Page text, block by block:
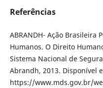
Referências
ABRANDH- Ação Brasileira
Humanos. O Direito
Sistema Nacional de
Abrandh, 2013. Disponível
https://www.mds.gov.br/